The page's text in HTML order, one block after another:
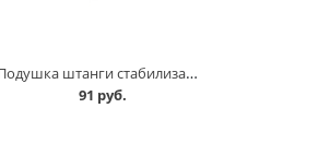
Подушка штанги стабилизатора 2109 Балаково в Кургане
91 руб.